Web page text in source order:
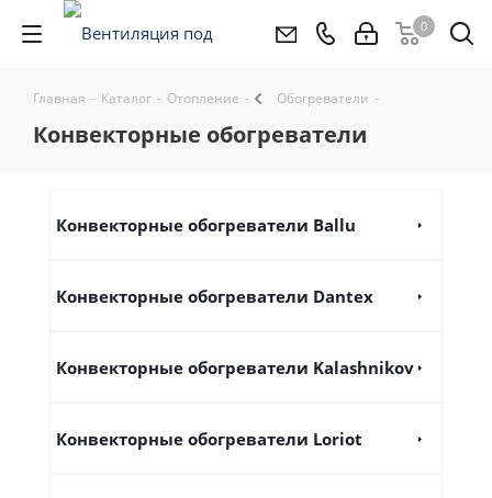
0
Главная - Каталог - Отопление - Обогреватели -
конвекторные обогреватели
Конвекторные обогреватели Ballu
Конвекторные обогреватели Dantex
Конвекторные обогреватели Kalashnikov
Конвекторные обогреватели Loriot